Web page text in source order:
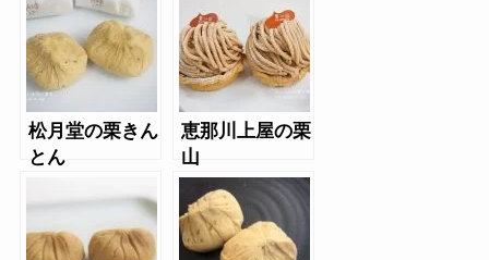
とん
松月堂の栗きん
とん
恵那川上屋の栗
山